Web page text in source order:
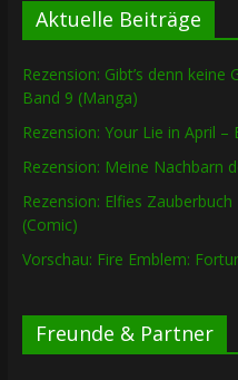
Aktuelle Beiträge
Rezension: Gibt’s denn
Band 9 (Manga)
Rezension: Your Lie in April –
Rezension: Meine Nachbarn
Rezension: Elfies
(Comic)
Vorschau: Fire Emblem:
Freunde & Partner